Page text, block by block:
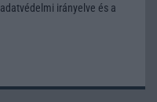
adatvédelmi irányelve és a